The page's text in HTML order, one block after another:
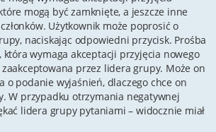
mogą być zamknięte, a jeszcze inne
Użytkownik może poprosić o
naciskając odpowiedni przycisk. Prośba
wymaga akceptacji przyjęcia nowego
zaakceptowana przez lidera grupy. Może on
o podanie wyjaśnień, dlaczego chce on
W przypadku otrzymania negatywnej
lidera grupy pytaniami – widocznie miał